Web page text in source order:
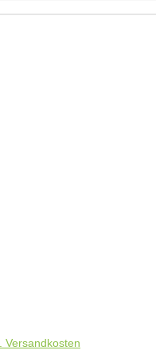
Versandkosten